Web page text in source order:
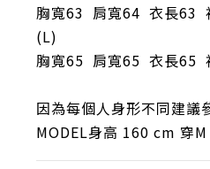
胸寬63 肩寬64 衣長63
(L)
胸寬65 肩寬65 衣長65
因為每個人身形不同建議
MODEL身高 160 cm 穿M